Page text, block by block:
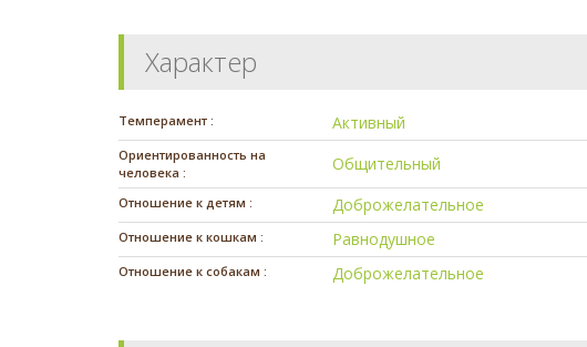
Характер
Темперамент : Активный
Ориентированность на
человека :
Общительный
Отношение к детям : Доброжелательное
Отношение к кошкам : Равнодушное
Отношение к собакам : Доброжелательное